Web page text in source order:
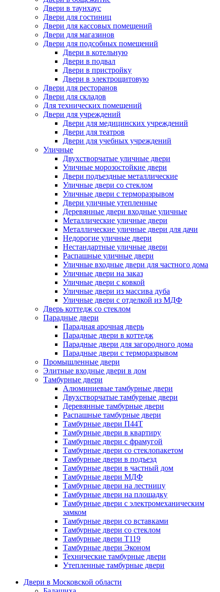
Двери в таунхаус
Двери для гостиниц
Двери для кассовых помещений
Двери для магазинов
Двери для подсобных помещений
Двери в котельную
Двери в подвал
Двери в пристройку
Двери в электрощитовую
Двери для ресторанов
Двери для складов
Для технических помещений
Двери для учреждений
Двери для медицинских учреждений
Двери для театров
Двери для учебных учреждений
Уличные
Двухстворчатые уличные двери
Уличные морозостойкие двери
Двери подъездные металлические
Уличные двери со стеклом
Уличные двери с терморазрывом
Двери уличные утепленные
Деревянные двери входные уличные
Металлические уличные двери
Металлические уличные двери для дачи
Недорогие уличные двери
Нестандартные уличные двери
Распашные уличные двери
Уличные входные двери для частного дома
Уличные двери на заказ
Уличные двери с ковкой
Уличные двери из массива дуба
Уличные двери с отделкой из МДФ
Дверь коттедж со стеклом
Парадные двери
Парадная арочная дверь
Парадные двери в коттедж
Парадные двери для загородного дома
Парадные двери с терморазрывом
Промышленные двери
Элитные входные двери в дом
Тамбурные двери
Алюминиевые тамбурные двери
Двухстворчатые тамбурные двери
Деревянные тамбурные двери
Распашные тамбурные двери
Тамбурные двери П44Т
Тамбурные двери в квартиру
Тамбурные двери с фрамугой
Тамбурные двери со стеклопакетом
Тамбурные двери в подъезд
Тамбурные двери в частный дом
Тамбурные двери МДФ
Тамбурные двери на лестницу
Тамбурные двери на площадку
Тамбурные двери с электромеханическим
замком
Тамбурные двери со вставками
Тамбурные двери со стеклом
Тамбурные двери Т119
Тамбурные двери Эконом
Технические тамбурные двери
Утепленные тамбурные двери
Двери в Московской области